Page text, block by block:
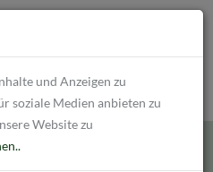
und Anzeigen zu
soziale Medien anbieten zu
Website zu